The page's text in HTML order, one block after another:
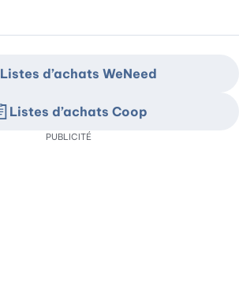
Listes d’achats WeNeed
Listes d’achats Coop
PUBLICITÉ